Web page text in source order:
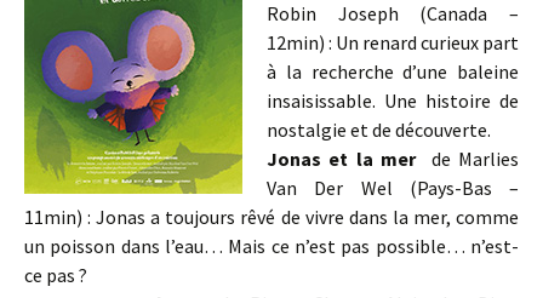
Robin Joseph (Canada –
12min) : Un renard curieux part
à la recherche d’une baleine
insaisissable. Une histoire de
nostalgie et de découverte.
Jonas et la mer de Marlies
Van Der Wel (Pays-Bas –
11min) : Jonas a toujours rêvé de vivre dans la mer, comme
un poisson dans l’eau… Mais ce n’est pas possible… n’est-
ce pas ?